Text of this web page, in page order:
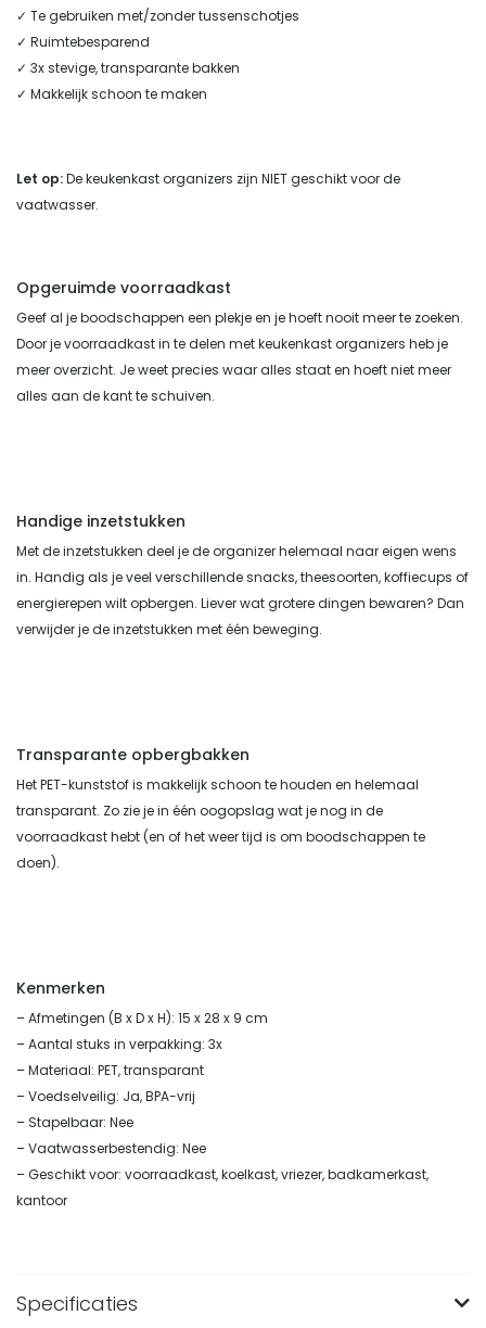
✓ Te gebruiken met/zonder tussenschotjes
✓ Ruimtebesparend
✓ 3x stevige, transparante bakken
✓ Makkelijk schoon te maken
Let op:De keukenkast organizers zijn NIET geschikt voor de
vaatwasser.
Opgeruimde voorraadkast
Geef al je boodschappen een plekje en je hoeft nooit meer te zoeken.
Door je voorraadkast in te delen met keukenkast organizers heb je
meer overzicht. Je weet precies waar alles staat en hoeft niet meer
alles aan de kant te schuiven.
Handige inzetstukken
Met de inzetstukken deel je de organizer helemaal naar eigen wens
in. Handig als je veel verschillende snacks, theesoorten, koffiecups of
energierepen wilt opbergen. Liever wat grotere dingen bewaren? Dan
verwijder je de inzetstukken met één beweging.
Transparante opbergbakken
Het PET-kunststof is makkelijk schoon te houden en helemaal
transparant. Zo zie je in één oogopslag wat je nog in de
voorraadkast hebt (en of het weer tijd is om boodschappen te
doen).
Kenmerken
– Afmetingen (B x D x H): 15 x 28 x 9 cm
– Aantal stuks in verpakking: 3x
– Materiaal: PET, transparant
– Voedselveilig: Ja, BPA-vrij
– Stapelbaar: Nee
– Vaatwasserbestendig: Nee
– Geschikt voor: voorraadkast, koelkast, vriezer, badkamerkast,
kantoor
Specificaties